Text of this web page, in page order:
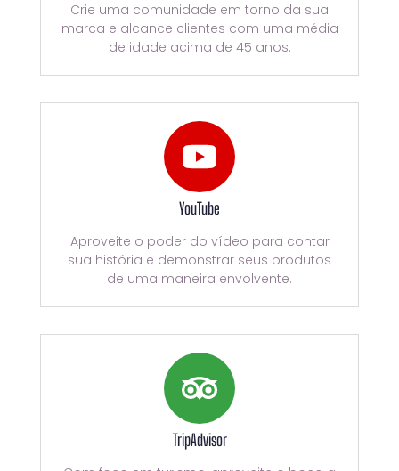
Crie uma comunidade em torno da sua
marca e alcance clientes com uma média
de idade acima de 45 anos.
YouTube
Aproveite o poder do vídeo para contar
sua história e demonstrar seus produtos
de uma maneira envolvente.
TripAdvisor